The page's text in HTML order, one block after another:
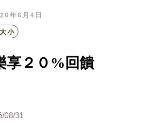
年6月4日
大小
享２０%回饋
08/31